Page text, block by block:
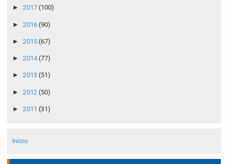
► 2017 (100)
► 2016 (90)
► 2015 (67)
► 2014(77)
► 2013 (51)
► 2012 (50)
► 2011 (31)
Início